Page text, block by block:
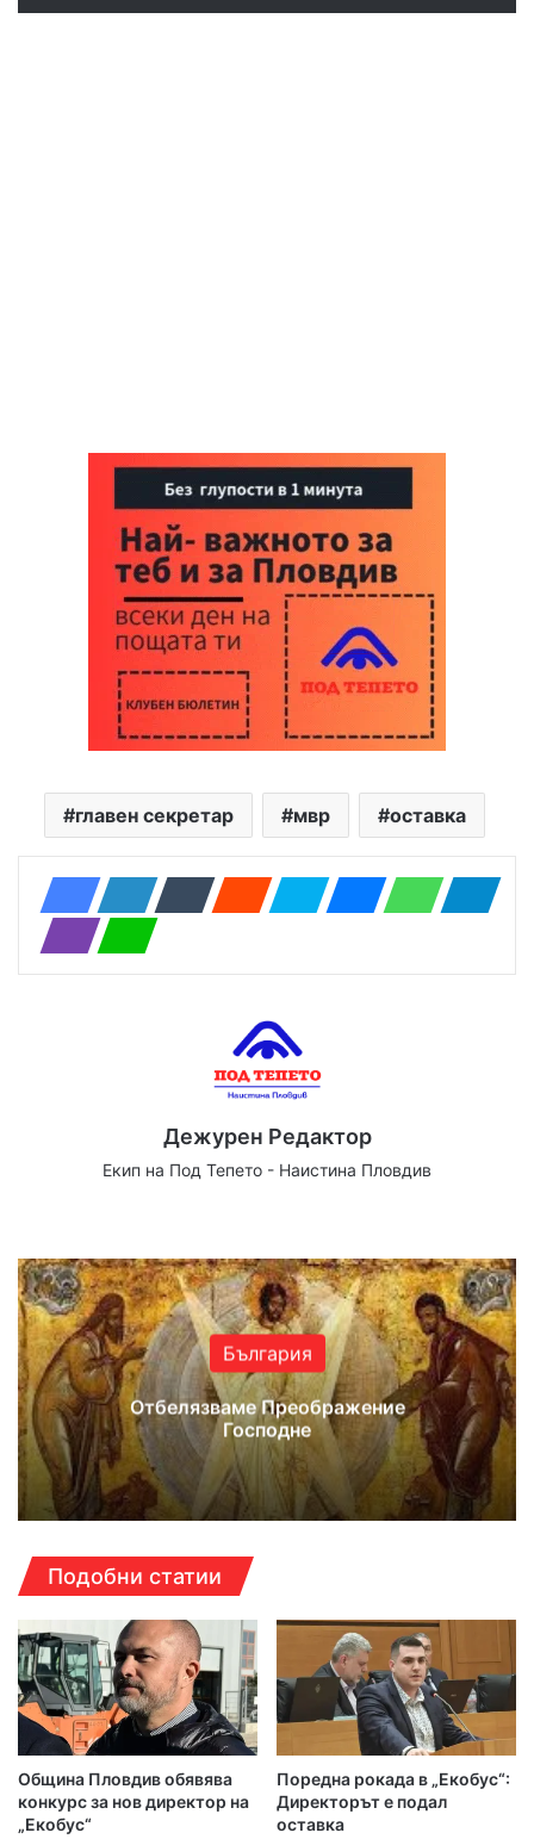
главен секретар мвр оставка
Дежурен Редактор
Екип на Под Тепето - Наистина Пловдив
България
Отбелязваме Преображение
Господне
Подобни статии
Община Пловдив обявява
конкурс за нов директор на
„Екобус“
Поредна рокада в „Екобус“:
Директорът е подал
оставка